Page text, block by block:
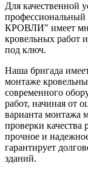
Для качественной
КРОВЛИ" имеет
кровельных работ
под ключ.
Наша бригада
монтаже
современного
работ, начиная от
варианта монтажа
проверки качества
прочное и
гарантирует
зданий.